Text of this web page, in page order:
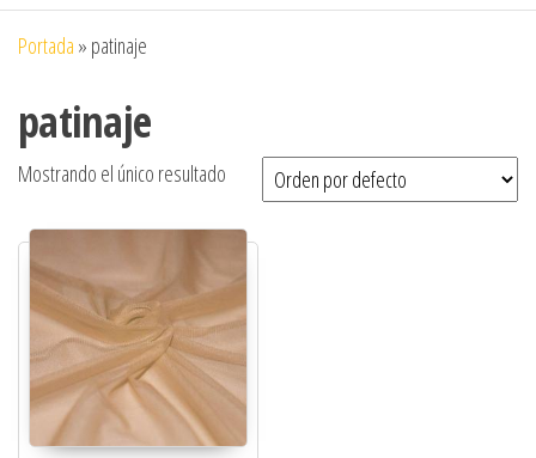
Portada » patinaje
patinaje
Mostrando el único resultado